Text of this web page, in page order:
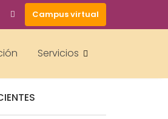
Campus virtual
Servicios